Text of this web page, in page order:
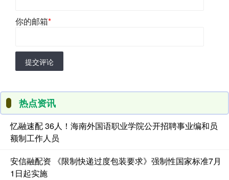
你的邮箱*
提交评论
热点资讯
忆融速配 36人！海南外国语职业学院公开招聘事业编和员
额制工作人员
安信融配资 《限制快递过度包装要求》强制性国家标准7月
1日起实施